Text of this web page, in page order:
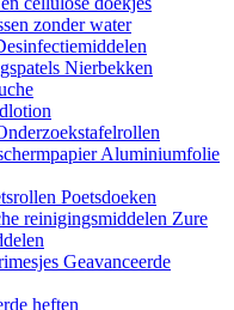
zonder water
Nierbekken
Aluminiumfolie
Poetsdoeken
reinigingsmiddelen Zure
Geavanceerde
heften